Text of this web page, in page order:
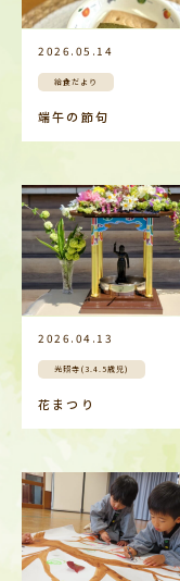
2026.05.14
給食だより
端午の節句
2026.04.13
光照寺(3.4.5歳児)
花まつり